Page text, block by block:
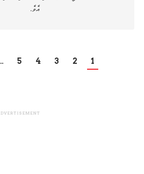
އެވެ.
1
2
3
4
5